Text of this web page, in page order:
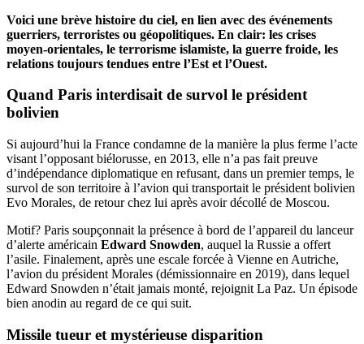
Voici une brève histoire du ciel, en lien avec des événements
guerriers, terroristes ou géopolitiques. En clair: les crises
moyen-orientales, le terrorisme islamiste, la guerre froide, les
relations toujours tendues entre l’Est et l’Ouest.
Quand Paris interdisait de survol le président
bolivien
Si aujourd’hui la France condamne de la manière la plus ferme l’acte
visant l’opposant biélorusse, en 2013, elle n’a pas fait preuve
d’indépendance diplomatique en refusant, dans un premier temps, le
survol de son territoire à l’avion qui transportait le président bolivien
Evo Morales, de retour chez lui après avoir décollé de Moscou.
Motif? Paris soupçonnait la présence à bord de l’appareil du lanceur
d’alerte américain Edward Snowden, auquel la Russie a offert
l’asile. Finalement, après une escale forcée à Vienne en Autriche,
l’avion du président Morales (démissionnaire en 2019), dans lequel
Edward Snowden n’était jamais monté, rejoignit La Paz. Un épisode
bien anodin au regard de ce qui suit.
Missile tueur et mystérieuse disparition